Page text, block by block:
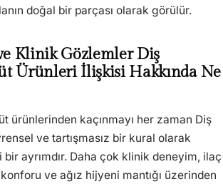
doğal bir parçası olarak görülür.
Klinik Gözlemler Diş
Ürünleri İlişkisi Hakkında Ne
ürünlerinden kaçınmayı her zaman Diş
ve tartışmasız bir kural olarak
bir ayrımdır. Daha çok klinik deneyim, ilaç
ve ağız hijyeni mantığı üzerinden